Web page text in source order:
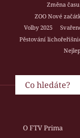
Změna času
ZOO Nové
Volby 2025
Pěstování
O FTV Prima